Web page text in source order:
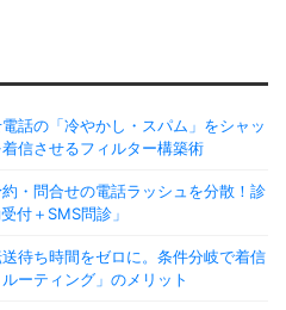
話の「冷やかし・スパム」をシャッ
信させるフィルター構築術
・問合せの電話ラッシュを分散！診
付＋SMS問診」
待ち時間をゼロに。条件分岐で着信
ーティング」のメリット